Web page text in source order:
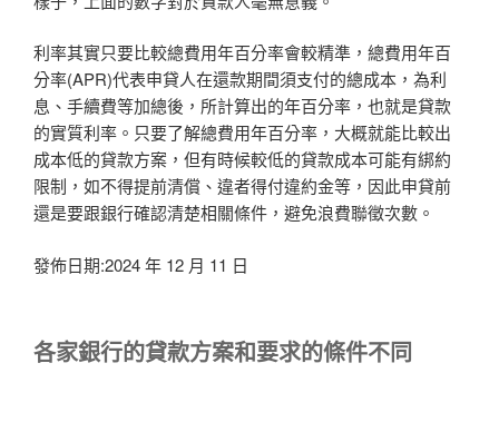
利率其實只要比較總費用年百分率會較精準，總費用年百
分率(APR)代表申貸人在還款期間須支付的總成本，為利
息、手續費等加總後，所計算出的年百分率，也就是貸款
的實質利率。只要了解總費用年百分率，大概就能比較出
成本低的貸款方案，但有時候較低的貸款成本可能有綁約
限制，如不得提前清償、違者得付違約金等，因此申貸前
還是要跟銀行確認清楚相關條件，避免浪費聯徵次數。
發佈日期:2024 年 12 月 11 日
各家銀行的貸款方案和要求的條件不同